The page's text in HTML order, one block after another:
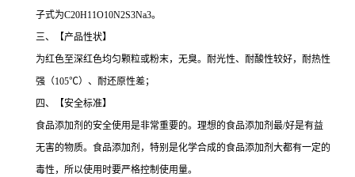
子式为C20H11O10N2S3Na3。
三、【产品性状】
为红色至深红色均匀颗粒或粉末，无臭。耐光性、耐酸性较好，耐热性
强（105℃）、耐还原性差；
四、【安全标准】
食品添加剂的安全使用是非常重要的。理想的食品添加剂最/好是有益
无害的物质。食品添加剂，特别是化学合成的食品添加剂大都有一定的
毒性，所以使用时要严格控制使用量。